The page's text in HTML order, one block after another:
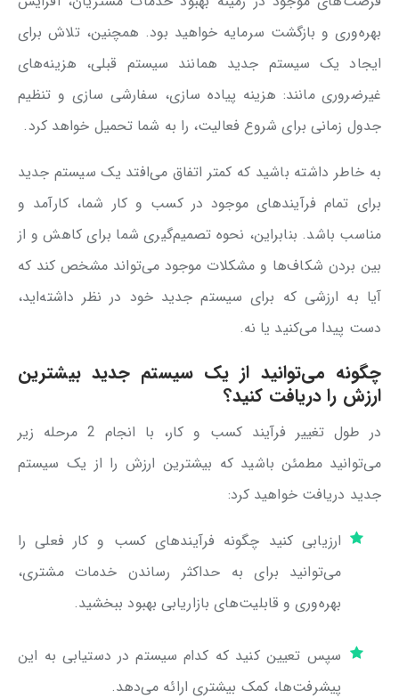
بهره‌وری و بازگشت سرمایه خواهید بود. همچنین، تلاش برای
ایجاد یک سیستم جدید همانند سیستم قبلی، هزینه‌های
غیرضروری مانند: هزینه پیاده سازی، سفارشی سازی و تنظیم
جدول زمانی برای شروع فعالیت، را به شما تحمیل خواهد کرد.
به خاطر داشته باشید که کمتر اتفاق می‌افتد یک سیستم جدید
برای تمام فرآیندهای موجود در کسب و کار شما، کارآمد و
مناسب باشد. بنابراین، نحوه تصمیم‌گیری شما برای کاهش و از
بین بردن شکاف‌ها و مشکلات موجود می‌تواند مشخص کند که
آیا به ارزشی که برای سیستم جدید خود در نظر داشته‌اید،
دست پیدا می‌کنید یا نه.
چگونه می‌توانید از یک سیستم جدید بیشترین
ارزش را دریافت کنید؟
در طول تغییر فرآیند کسب و کار، با انجام 2 مرحله زیر
می‌توانید مطمئن باشید که بیشترین ارزش را از یک سیستم
جدید دریافت خواهید کرد:
ارزیابی کنید چگونه فرآیندهای کسب و کار فعلی را
می‌توانید برای به حداکثر رساندن خدمات مشتری،
بهره‌وری و قابلیت‌های بازاریابی بهبود ببخشید.
سپس تعیین کنید که کدام سیستم در دستیابی به این
پیشرفت‌ها، کمک بیشتری ارائه می‌دهد.